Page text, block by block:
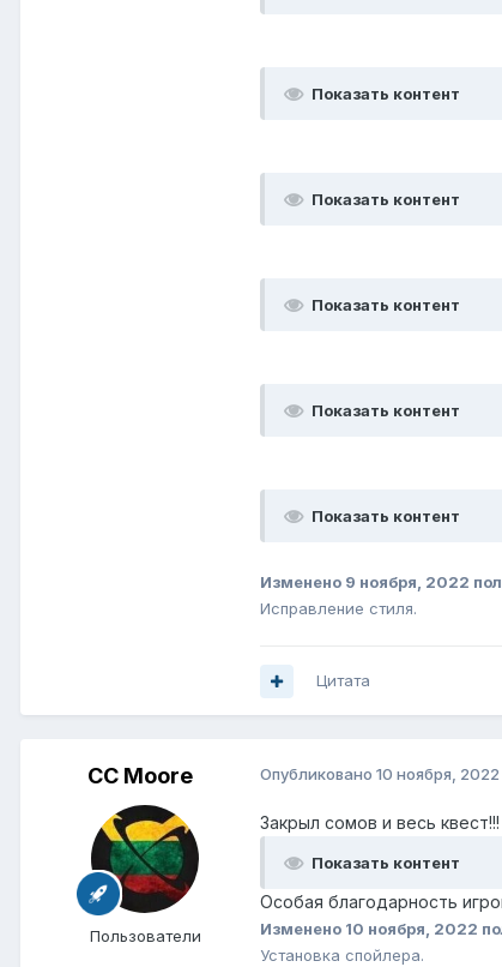
Показать контент
Показать контент
Показать контент
Показать контент
Показать контент
Изменено 9 ноября, 2022
Исправление стиля.
Цитата
CC Moore
Пользователи
Опубликовано 10 ноября, 2022
Закрыл сомов и весь квест!!!
Показать контент
Особая благодарность
Изменено 10 ноября, 2022
Установка спойлера.